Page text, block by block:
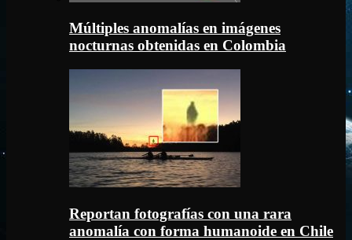
Múltiples anomalías en imágenes
nocturnas obtenidas en Colombia
Reportan fotografías con una rara
anomalía con forma humanoide en Chile